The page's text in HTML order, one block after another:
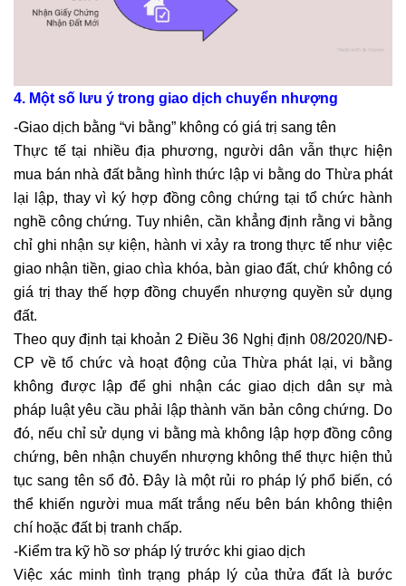
4. Một số lưu ý trong giao dịch chuyển nhượng
-Giao dịch bằng “vi bằng” không có giá trị sang tên
Thực tế tại nhiều địa phương, người dân vẫn thực hiện
mua bán nhà đất bằng hình thức lập vi bằng do Thừa phát
lại lập, thay vì ký hợp đồng công chứng tại tổ chức hành
nghề công chứng. Tuy nhiên, cần khẳng định rằng vi bằng
chỉ ghi nhận sự kiện, hành vi xảy ra trong thực tế như việc
giao nhận tiền, giao chìa khóa, bàn giao đất, chứ không có
giá trị thay thế hợp đồng chuyển nhượng quyền sử dụng
đất.
Theo quy định tại khoản 2 Điều 36 Nghị định 08/2020/NĐ-
CP về tổ chức và hoạt động của Thừa phát lại, vi bằng
không được lập để ghi nhận các giao dịch dân sự mà
pháp luật yêu cầu phải lập thành văn bản công chứng. Do
đó, nếu chỉ sử dụng vi bằng mà không lập hợp đồng công
chứng, bên nhận chuyển nhượng không thể thực hiện thủ
tục sang tên sổ đỏ. Đây là một rủi ro pháp lý phổ biến, có
thể khiến người mua mất trắng nếu bên bán không thiện
chí hoặc đất bị tranh chấp.
-Kiểm tra kỹ hồ sơ pháp lý trước khi giao dịch
Việc xác minh tình trạng pháp lý của thửa đất là bước